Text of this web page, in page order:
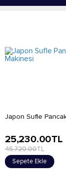
Japon Sufle
25,230.00TL
45,720.00TL
Sepete Ekle